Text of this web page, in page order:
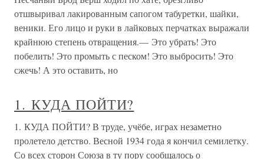
отшвыривал лакированным сапогом табуретки, шайки,
веники. Его лицо и руки в лайковых перчатках выражали
крайнюю степень отвращения.— Это убрать! Это
побелить! Это промыть с песком! Это выбросить! Это
сжечь! А это оставить, но
1. КУДА ПОЙТИ?
1. КУДА ПОЙТИ? В труде, учёбе, играх незаметно
пролетело детство. Весной 1934 года я кончил семилетку.
Со всех сторон Союза в ту пору сообщалось о